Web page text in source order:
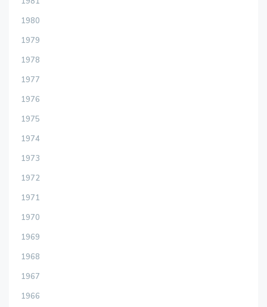
1980
1979
1978
1977
1976
1975
1974
1973
1972
1971
1970
1969
1968
1967
1966